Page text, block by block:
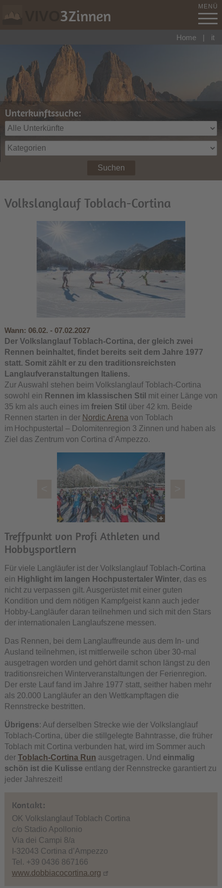
3Zinnen MENÜ
Unterkunftssuche:
Suchen
Home | it
Volkslanglauf Toblach-Cortina
Wann: 06.02. - 07.02.2027
Der Volkslanglauf Toblach-Cortina, der gleich zwei
Rennen beinhaltet, findet bereits seit dem Jahre 1977
statt. Somit zählt er zu den traditionsreichsten
Langlaufveranstaltungen Italiens.
Zur Auswahl stehen beim Volkslanglauf Toblach-Cortina
sowohl ein Rennen im klassischen Stil mit einer Länge von
35 km als auch eines im freien Stil über 42 km. Beide
Rennen starten in der Nordic Arena von Toblach
im Hochpustertal – Dolomitenregion 3 Zinnen und haben als
Ziel das Zentrum von Cortina d’Ampezzo.
Treffpunkt von Profi Athleten und
Hobbysportlern
Für viele Langläufer ist der Volkslanglauf Toblach-Cortina
ein Highlight im langen Hochpustertaler Winter, das es
nicht zu verpassen gilt. Ausgerüstet mit einer guten
Kondition und dem nötigen Kampfgeist kann auch jeder
Hobby-Langläufer daran teilnehmen und sich mit den Stars
der internationalen Langlaufszene messen.
Das Rennen, bei dem Langlauffreunde aus dem In- und
Ausland teilnehmen, ist mittlerweile schon über 30-mal
ausgetragen worden und gehört damit schon längst zu den
traditionsreichen Winterveranstaltungen der Ferienregion.
Der erste Lauf fand im Jahre 1977 statt, seither haben mehr
als 20.000 Langläufer an den Wettkampftagen die
Rennstrecke bestritten.
Übrigens: Auf derselben Strecke wie der Volkslanglauf
Toblach-Cortina, über die stillgelegte Bahntrasse, die früher
Toblach mit Cortina verbunden hat, wird im Sommer auch
der Toblach-Cortina Run ausgetragen. Und einmalig
schön ist die Kulisse entlang der Rennstrecke garantiert zu
jeder Jahreszeit!
Kontakt:
OK Volkslanglauf Toblach Cortina
c/o Stadio Apollonio
Via dei Campi 8/a
I-32043 Cortina d’Ampezzo
Tel. +39 0436 867166
www.dobbiacocortina.org